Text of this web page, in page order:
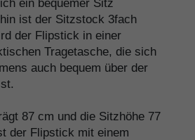
ein bequemer Sitz
ist der Sitzstock 3fach
der Flipstick in einer
Tragetasche, die sich
auch bequem über der
87 cm und die Sitzhöhe 77
der Flipstick mit einem